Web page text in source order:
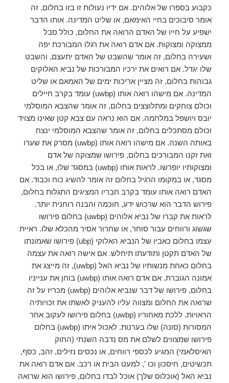
כקבוע בספרו של אלוהים. אם ידיו נעולות זו בזו בחלום, זה
אומר סיבוכים בחיי האימאם, או שליט המדינה. אותו הדבר
ישפיע על חייו של האדם הרואה את החלום, כולל סבל
ממצוקה ומצוקות. אם אדם רואה את רגלו המבורכת יפה
ושעירה בחלום, זה אומר שהשבט של האדם יתעצם, והשבט
שלו יגדל. אם רואים את ירכיו המבורכות של נביא האלוקים
גבוהות בחלום, זה מציין אריכות ימים של האמאם או שליט
המדינה. אם מישהו רואה אותו (uwbp) עומד בקרב חיילים
וכולם צוחקים ומתלוצצים בחלום, זה אומר שהצבא המוסלמי
יובס ויושפל במלחמה. אם הוא נראה עם צבא קטן שאינו מצויד
וכולם מסתכלים בחלום, זה אומר שהצבא המוסלמי ינצח
באותה השנה. אם מישהו רואה אותו (uwbp) מסרק את שערו
ואת זקנו המבורכים בחלום, פירושו שמצוקה של אדם
ומצוקותיו יופרשו. לראות אותו (uwbp) במסגד שלו, או בכל
מסגד, או במקומו הרגיל בחלום זה אומר להשיג כוח וכבוד. אם
האדם רואה אותו עומד בקרב חבריו המציגים התגלות בחלום,
פירוש הדבר הוא שרכוש ידע, חוכמה והבנה רוחנית יותר.
לראות את קברו של נביא אלוהים (uwbp) בחלום פירושו
שגשוג ורווחים עבור סוחר, או שחרור אסיר מהכלא שלו. ראיית
עצמו בחלום כאביו של הנביא האלוקי (ubp) פירושו שאמונתו
של האדם תקטן ותודעתו תיחלש. אם אישה רואה את עצמה
בחלום כאחת מנשותיו של נביא האל (uwbp), זה מייצג את
אמונה הגוברת. אם אדם רואה אותו (uwbp) בוחן את ענייניו
בחלום, פירושו של דבר שנביא אלוהים (uwbp) מכריז על זה
שרואה את החלום ומצווה עליו להעניק לאשתו את זכויותיה
הראויות. ללכת מאחוריו (uwbp) בחלום פירושו לעקוב אחר
המסורות (סונה) שלו בערנות. לאכול איתו (uwbp) בחלום
פירושו שמצווים לשלם את מס נדבה השנתי (החוק
האיסלאמי) המגיע לכספי רווחים, או נכסים נזילים, זהב, כסף,
תכשיטים, חיסכון וכו ', למעט הבית או רכב. אם אדם רואה את
נביא האל (אוכלוס שלך) אוכל לבדו בחלום, פירושו הוא שרואה